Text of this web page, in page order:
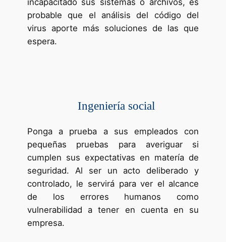
incapacitado sus sistemas o archivos, es
probable que el análisis del código del
virus aporte más soluciones de las que
espera.
Ingeniería social
Ponga a prueba a sus empleados con
pequeñas pruebas para averiguar si
cumplen sus expectativas en matería de
seguridad. Al ser un acto deliberado y
controlado, le servirá para ver el alcance
de los errores humanos como
vulnerabilidad a tener en cuenta en su
empresa.